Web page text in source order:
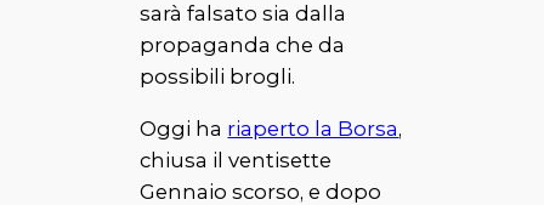
sarà falsato sia dalla
propaganda che da
possibili brogli.
Oggi ha riaperto la Borsa,
chiusa il ventisette
Gennaio scorso, e dopo